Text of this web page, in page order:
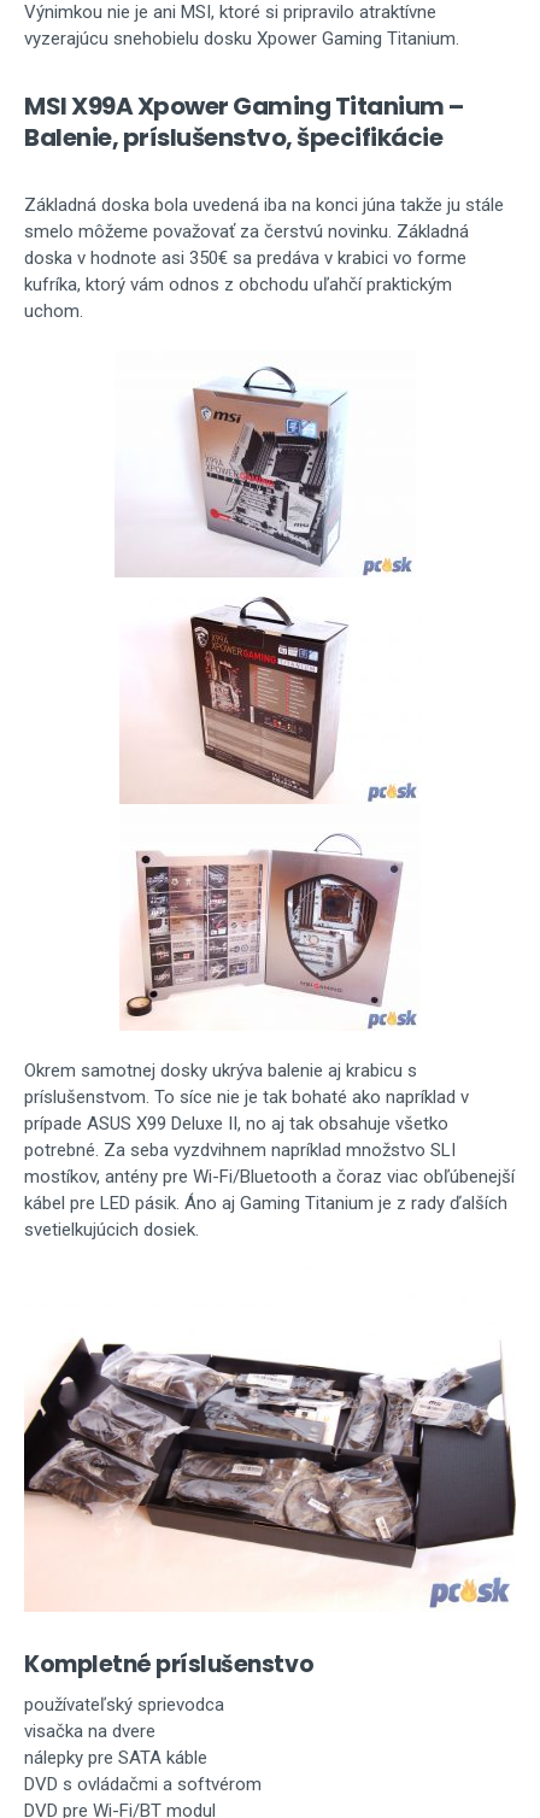
Výnimkou nie je ani MSI, ktoré si pripravilo atraktívne
vyzerajúcu snehobielu dosku Xpower Gaming Titanium.
MSI X99A Xpower Gaming Titanium –
Balenie, príslušenstvo, špecifikácie
Základná doska bola uvedená iba na konci júna takže ju stále
smelo môžeme považovať za čerstvú novinku. Základná
doska v hodnote asi 350€ sa predáva v krabici vo forme
kufríka, ktorý vám odnos z obchodu uľahčí praktickým
uchom.
Okrem samotnej dosky ukrýva balenie aj krabicu s
príslušenstvom. To síce nie je tak bohaté ako napríklad v
prípade ASUS X99 Deluxe II, no aj tak obsahuje všetko
potrebné. Za seba vyzdvihnem napríklad množstvo SLI
mostíkov, antény pre Wi-Fi/Bluetooth a čoraz viac obľúbenejší
kábel pre LED pásik. Áno aj Gaming Titanium je z rady ďalších
svetielkujúcich dosiek.
Kompletné príslušenstvo
používateľský sprievodca
visačka na dvere
nálepky pre SATA káble
DVD s ovládačmi a softvérom
DVD pre Wi-Fi/BT modul